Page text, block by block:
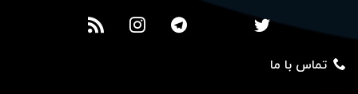
تماس با ما